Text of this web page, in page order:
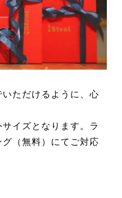
ただけるように、心
イズとなります。ラ
（無料）にてご対応